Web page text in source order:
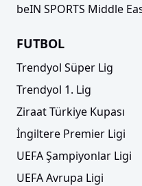
beIN SPORTS Middle
FUTBOL
Trendyol Süper Lig
Trendyol 1. Lig
Ziraat Türkiye Kupası
İngiltere Premier Ligi
UEFA Şampiyonlar Ligi
UEFA Avrupa Ligi